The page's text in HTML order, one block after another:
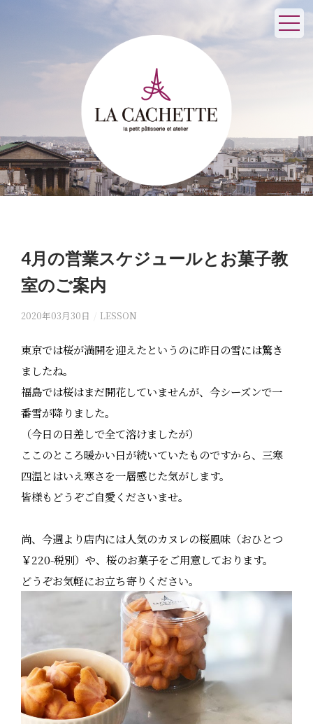
4月の営業スケジュールとお菓子教
室のご案内
2020年03月30日 LESSON
東京では桜が満開を迎えたというのに昨日の雪には驚き
ましたね。
福島では桜はまだ開花していませんが、今シーズンで一
番雪が降りました。
（今日の日差しで全て溶けましたが）
ここのところ暖かい日が続いていたものですから、三寒
四温とはいえ寒さを一層感じた気がします。
皆様もどうぞご自愛くださいませ。
尚、今週より店内には人気のカヌレの桜風味（おひとつ
￥220-税別）や、桜のお菓子をご用意しております。
どうぞお気軽にお立ち寄りください。